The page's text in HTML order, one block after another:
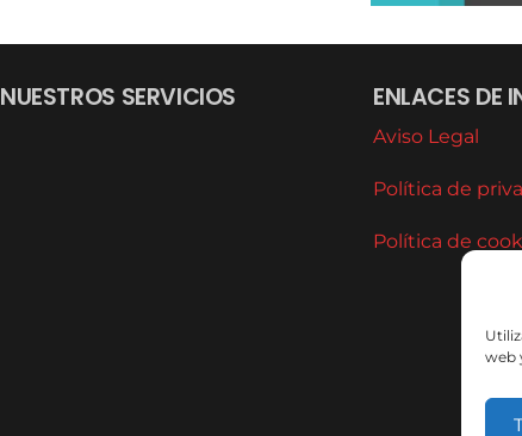
web
NUESTROS SERVICIOS ENLACES DE
Aviso Legal
Política de
Política de